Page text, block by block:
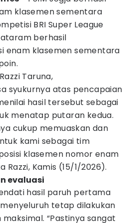
klasemen sementara
BRI Super League
berhasil
enam klasemen sementara
Taruna,
syukurnya atas pencapaian
hasil tersebut sebagai
menatap putaran kedua.
cukup memuaskan dan
kami sebagai tim
klasemen nomor enam
Razzi, Kamis (15/1/2026).
evaluasi
hasil paruh pertama
tetap dilakukan
“Pastinya sangat